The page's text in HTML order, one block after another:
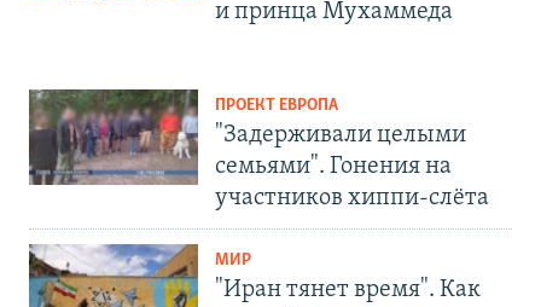
и принца Мухаммеда
ПРОЕКТ ЕВРОПА
"Задерживали целыми
семьями". Гонения на
участников хиппи-слёта
МИР
"Иран тянет время". Как